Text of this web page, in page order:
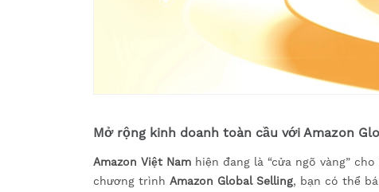
Mở rộng kinh doanh toàn cầu với Amazon
Amazon Việt Nam hiện đang là “cửa ngõ vàng”
chương trình Amazon Global Selling, bạn có thể